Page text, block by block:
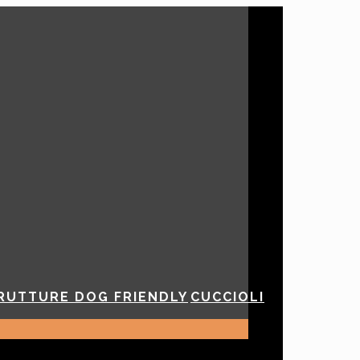
DOG FRIENDLY CUCCIOLI
italiano